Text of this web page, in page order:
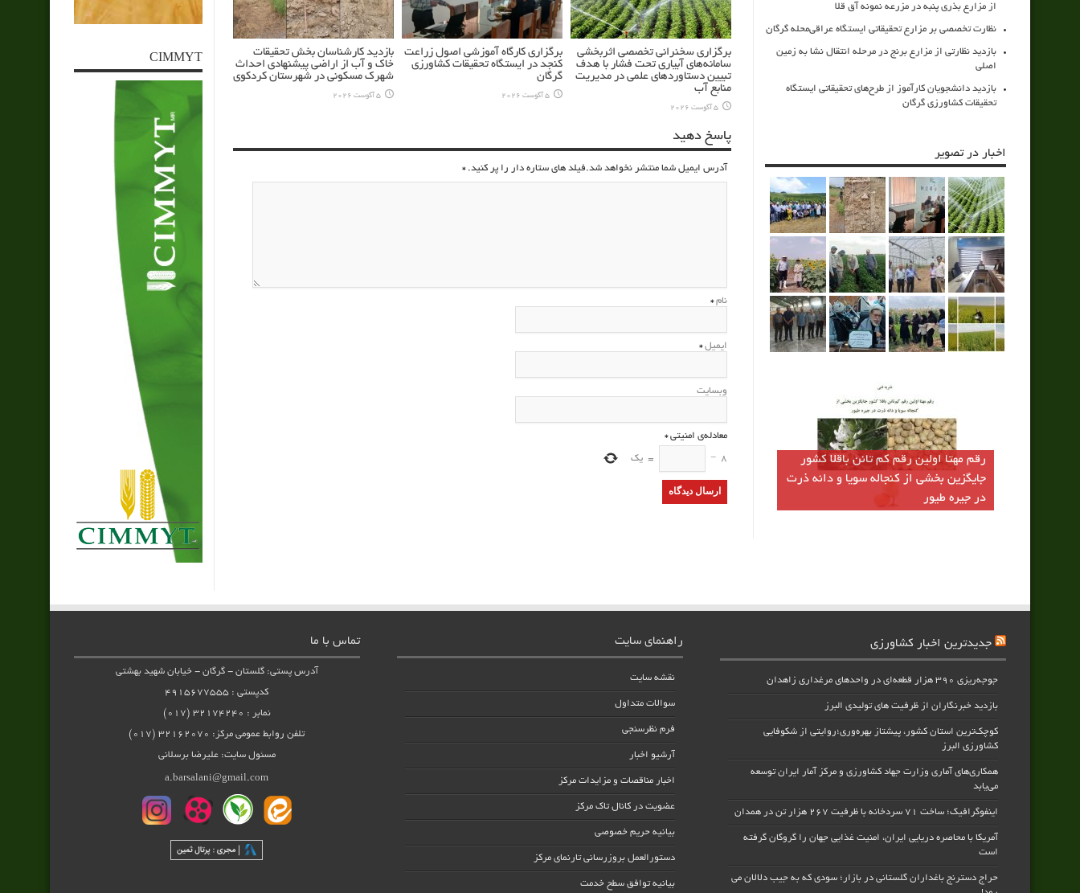
برگزاری سخنرانی تخصصی اثربخشی
سامانه‌های آبیاری تحت فشار با هدف
تبیین دستاوردهای علمی در مدیریت
منابع آب
5 آگوست 2026
برگزاری کارگاه آموزشی اصول زراعت
کنجد در ایستگاه تحقیقات کشاورزی
گرگان
5 آگوست 2026
بازدید کارشناسان بخش تحقیقات
خاک و آب از اراضی پیشنهادی احداث
شهرک مسکونی در شهرستان کردکوی
5 آگوست 2026
پاسخ دهید
آدرس ایمیل شما منتشر نخواهد شد.فیلد های ستاره دار را پر کنید.*
نام *
ایمیل *
وبسایت
معادله‌ی امنیتی*
8
−
= یک
CIMMYT
از مزارع بذری پنبه در مزرعه نمونه آق قلا
نظارت تخصصی بر مزارع تحقیقاتی ایستگاه عراقی‌محله گرگان
بازدید نظارتی از مزارع برنج در مرحله انتقال نشا به زمین
اصلی
بازدید دانشجویان کارآموز از طرح‌های تحقیقاتی ایستگاه
تحقیقات کشاورزی گرگان
اخبار در تصویر
رقم مهتا اولين رقم كم تانن باقلا كشور
جايگزين بخشي از كنجاله سويا و دانه ذرت
در جيره طيور
جدیدترین اخبار کشاورزی
جوجه‌ریزی ۳۹۰ هزار قطعه‌ای در واحدهای مرغداری زاهدان
بازدید خبرنگاران از ظرفیت های تولیدی البرز
کوچک‌ترین استان کشور، پیشتاز بهره‌وری؛روایتی از شکوفایی
کشاورزی البرز
همکاری‌های آماری وزارت جهاد کشاورزی و مرکز آمار ایران توسعه
می‌یابد
اینفوگرافیک؛ ساخت ۷۱ سردخانه با ظرفیت ۲۶۷ هزار تن در همدان
آمریکا با محاصره دریایی ایران، امنیت غذایی جهان را گروگان گرفته
است
حراج دسترنج باغداران گلستانی در بازار؛ سودی که به جیب دلالان می
راهنمای سایت
نقشه سایت
سوالات متداول
فرم نظرسنجی
آرشیو اخبار
اخبار مناقصات و مزایدات مرکز
عضویت در کانال تاک مرکز
بیانیه حریم خصوصی
دستورالعمل بروزرسانی تارنمای مرکز
بیانیه توافق سطح خدمت
تماس با ما
آدرس پستی: گلستان - گرگان - خیابان شهید بهشتی
کدپستی : ۴۹۱۵۶۷۷۵۵۵
نمابر : ۳۲۱۷۴۲۴۰ (۰۱۷)
تلفن روابط عمومی مرکز: ۳۲۱۶۲۰۷۰ (۰۱۷)
مسئول سایت: علیرضا برسلانی
a.barsalani@gmail.com